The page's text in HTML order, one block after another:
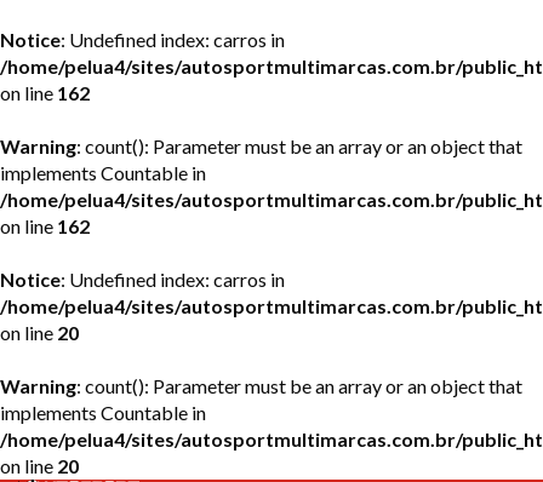
Notice: Undefined index: carros in
/home/pelua4/sites/autosportmultimarcas.com.br/
on line 162
Warning: count(): Parameter must be an array or an object that
implements Countable in
/home/pelua4/sites/autosportmultimarcas.com.br/
on line 162
Notice: Undefined index: carros in
/home/pelua4/sites/autosportmultimarcas.com.br/
on line 20
Warning: count(): Parameter must be an array or an object that
implements Countable in
/home/pelua4/sites/autosportmultimarcas.com.br/
on line 20